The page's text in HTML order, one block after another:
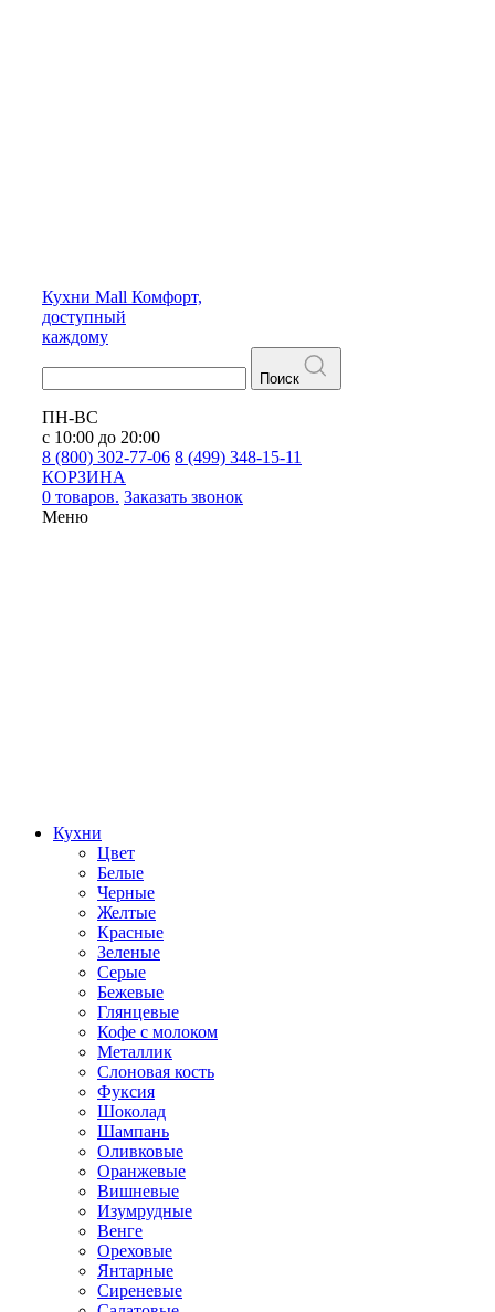
Кухни Mall Комфорт,
доступный
каждому
Поиск
ПН-ВС
с 10:00 до 20:00
8 (800) 302-77-06 8 (499) 348-15-11
КОРЗИНА
0 товаров. Заказать звонок
Меню
Кухни
Цвет
Белые
Черные
Желтые
Красные
Зеленые
Серые
Бежевые
Глянцевые
Кофе с молоком
Металлик
Слоновая кость
Фуксия
Шоколад
Шампань
Оливковые
Оранжевые
Вишневые
Изумрудные
Венге
Ореховые
Янтарные
Сиреневые